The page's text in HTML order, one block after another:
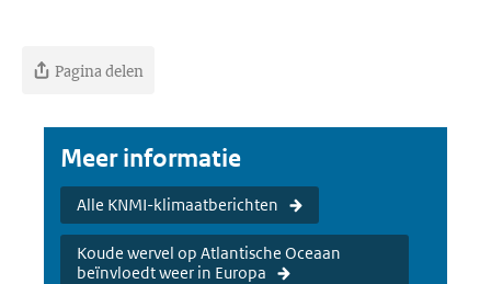
Pagina delen
Meer informatie
Alle KNMI-klimaatberichten
Koude wervel op Atlantische Oceaan
beïnvloedt weer in Europa